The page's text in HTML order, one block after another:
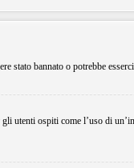
stato bannato o potrebbe
utenti ospiti come l’uso di